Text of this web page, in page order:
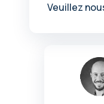
Veuillez